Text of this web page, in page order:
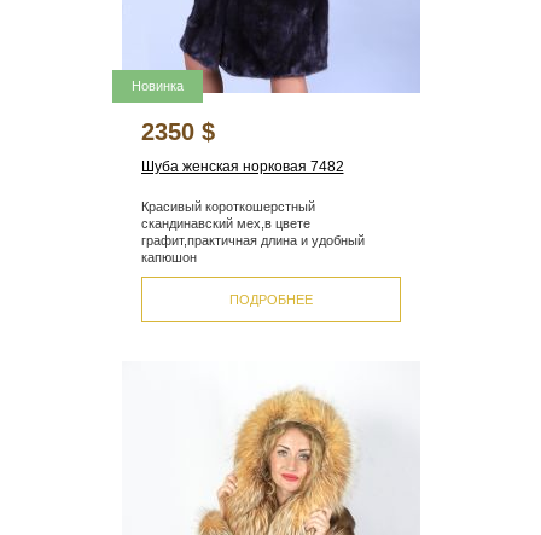
Новинка
2350 $
Шуба женская норковая 7482
Красивый короткошерстный
скандинавский мех,в цвете
графит,практичная длина и удобный
капюшон
ПОДРОБНЕЕ